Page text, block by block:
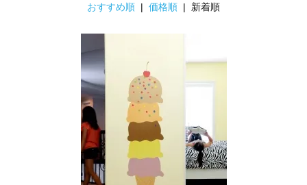
おすすめ順 | 価格順 | 新着順